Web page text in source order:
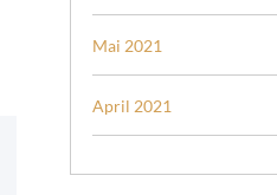
Mai 2021
April 2021